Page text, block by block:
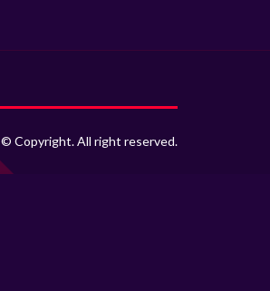
© Copyright. All right reserved.